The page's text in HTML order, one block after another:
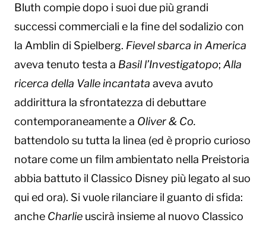
Bluth compie dopo i suoi due più grandi
successi commerciali e la fine del sodalizio con
la Amblin di Spielberg. Fievel sbarca in America
aveva tenuto testa a Basil l’Investigatopo; Alla
ricerca della Valle incantata aveva avuto
addirittura la sfrontatezza di debuttare
contemporaneamente a Oliver & Co.
battendolo su tutta la linea (ed è proprio curioso
notare come un film ambientato nella Preistoria
abbia battuto il Classico Disney più legato al suo
qui ed ora). Si vuole rilanciare il guanto di sfida:
anche Charlie uscirà insieme al nuovo Classico